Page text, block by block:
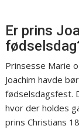
Er prins
Prinsesse Marie
Joachim havde
fødselsdagsfest.
hvor der holdes
prins Christians